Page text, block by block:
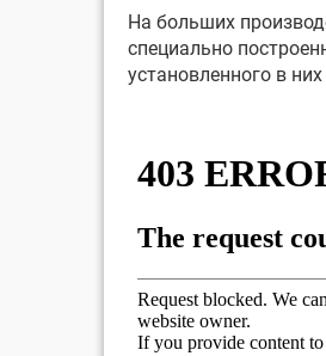
На больших
специально
установленного в